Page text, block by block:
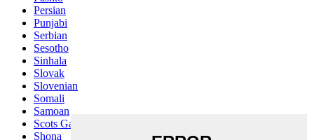
Persian
Punjabi
Serbian
Sesotho
Sinhala
Slovak
Slovenian
Somali
Samoan
Scots Gaelic
Shona